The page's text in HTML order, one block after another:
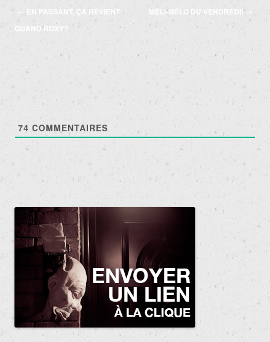
Navigation
des
← EN PASSANT, ÇA REVIENT
QUAND ROXY?
MÉLI-MÉLO DU VENDREDI!
74 COMMENTAIRES